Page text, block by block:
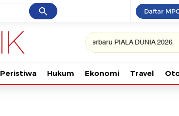
Cancel Daftar
Tonton kabar terbaru PIALA DUNIA 2026
Peristiwa Hukum Ekonomi Travel